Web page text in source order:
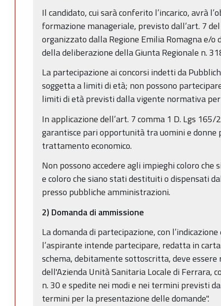
Il candidato, cui sarà conferito l’incarico, avrà
formazione manageriale, previsto dall’art. 7
organizzato dalla Regione Emilia Romagna e/o
della deliberazione della Giunta Regionale n.
La partecipazione ai concorsi indetti da
soggetta a limiti di età; non possono
limiti di età previsti dalla vigente normativa
In applicazione dell’art. 7 comma 1 D. Lgs 165/
garantisce pari opportunità tra uomini e donne
trattamento economico.
Non possono accedere agli impieghi coloro
e coloro che siano stati destituiti o dispensati
presso pubbliche amministrazioni.
2) Domanda di ammissione
La domanda di partecipazione, con
l’aspirante intende partecipare, redatta in
schema, debitamente sottoscritta, deve
dell'Azienda Unità Sanitaria Locale di Ferrara,
n. 30 e spedite nei modi e nei termini previsti
termini per la presentazione delle domande".